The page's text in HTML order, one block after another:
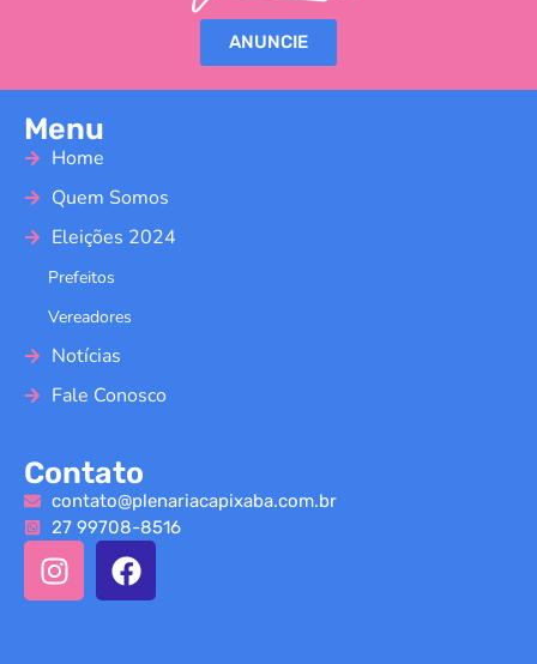
ANUNCIE
Menu
Home
Quem Somos
Eleições 2024
Prefeitos
Vereadores
Notícias
Fale Conosco
Contato
contato@plenariacapixaba.com.br
27 99708-8516